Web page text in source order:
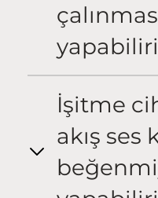
İşitme
akış ses